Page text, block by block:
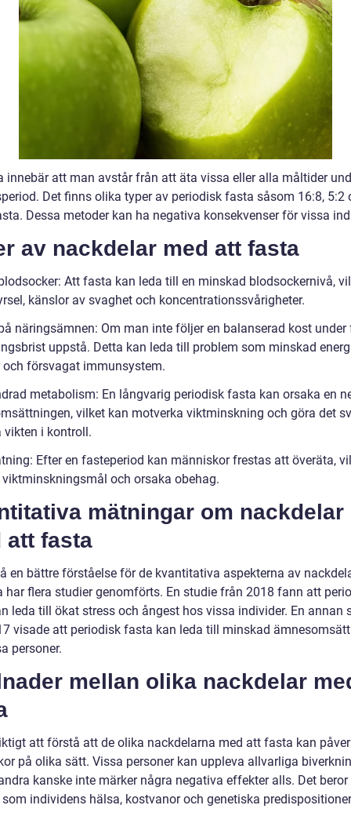
innebär att man avstår från att äta vissa eller alla måltider
Det finns olika typer av periodisk fasta såsom 16:8, 5:2
Dessa metoder kan ha negativa konsekvenser för vissa
av nackdelar med att fasta
Att fasta kan leda till en minskad blodsockernivå,
känslor av svaghet och koncentrationssvårigheter.
näringsämnen: Om man inte följer en balanserad kost under
uppstå. Detta kan leda till problem som minskad
och försvagat immunsystem.
metabolism: En långvarig periodisk fasta kan orsaka en
vilket kan motverka viktminskning och göra det
vikten i kontroll.
Efter en fasteperiod kan människor frestas att överäta,
och orsaka obehag.
mätningar om nackdelar
att fasta
en bättre förståelse för de kvantitativa aspekterna av
har flera studier genomförts. En studie från 2018 fann att
leda till ökat stress och ångest hos vissa individer. En annan
visade att periodisk fasta kan leda till minskad
personer.
mellan olika nackdelar
att förstå att de olika nackdelarna med att fasta kan
på olika sätt. Vissa personer kan uppleva allvarliga
kanske inte märker några negativa effekter alls. Det beror
individens hälsa, kostvanor och genetiska